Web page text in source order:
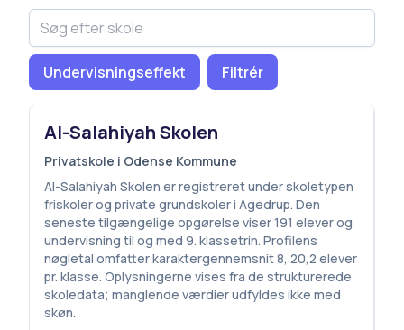
Undervisningseffekt Filtrér
Al-Salahiyah Skolen
Privatskole i Odense Kommune
Al-Salahiyah Skolen er registreret under skoletypen
friskoler og private grundskoler i Agedrup. Den
seneste tilgængelige opgørelse viser 191 elever og
undervisning til og med 9. klassetrin. Profilens
nøgletal omfatter karaktergennemsnit 8, 20,2 elever
pr. klasse. Oplysningerne vises fra de strukturerede
skoledata; manglende værdier udfyldes ikke med
skøn.